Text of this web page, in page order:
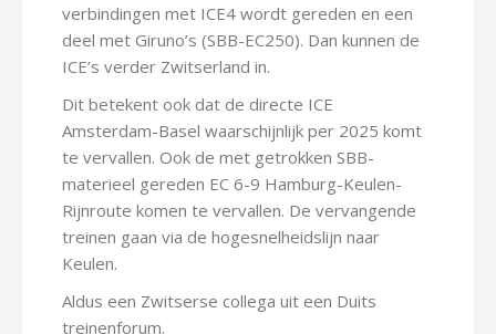
verbindingen met ICE4 wordt gereden en een
deel met Giruno’s (SBB-EC250). Dan kunnen de
ICE’s verder Zwitserland in.
Dit betekent ook dat de directe ICE
Amsterdam-Basel waarschijnlijk per 2025 komt
te vervallen. Ook de met getrokken SBB-
materieel gereden EC 6-9 Hamburg-Keulen-
Rijnroute komen te vervallen. De vervangende
treinen gaan via de hogesnelheidslijn naar
Keulen.
Aldus een Zwitserse collega uit een Duits
treinenforum.